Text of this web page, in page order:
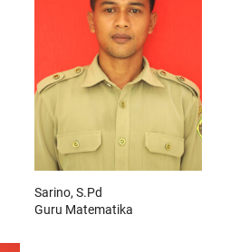
Sarino, S.Pd
Guru Matematika